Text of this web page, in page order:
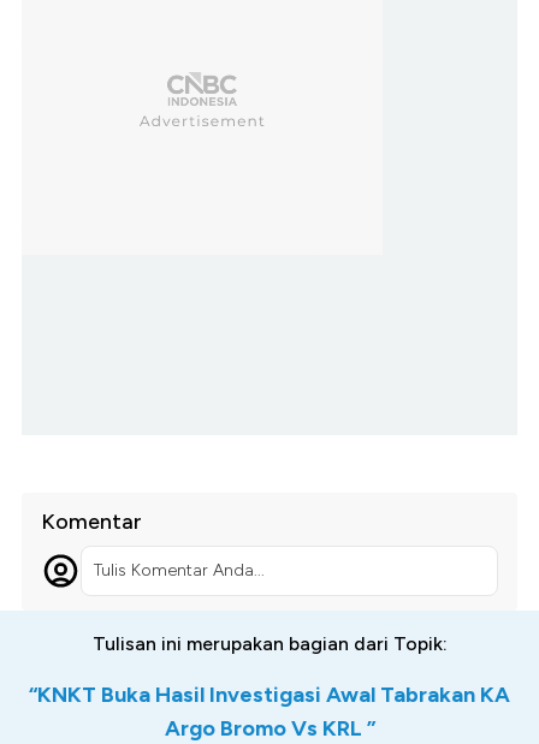
Komentar
Tulis Komentar Anda...
Tulisan ini merupakan bagian dari Topik:
“KNKT Buka Hasil Investigasi Awal Tabrakan KA
Argo Bromo Vs KRL ”